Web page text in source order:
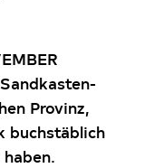
Provinz,
buchstäblich